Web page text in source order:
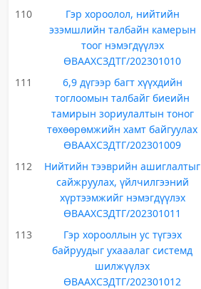
110
Гэр хороолол, нийтийн
эзэмшлийн талбайн камерын
тоог нэмэгдүүлэх
ӨВААХСЗДТГ/202301010
111
6,9 дүгээр багт хүүхдийн
тоглоомын талбайг биеийн
тамирын зориулалтын тоног
төхөөрөмжийн хамт байгуулах
ӨВААХСЗДТГ/202301009
112
Нийтийн тээврийн ашиглалтыг
сайжруулах, үйлчилгээний
хүртээмжийг нэмэгдүүлэх
ӨВААХСЗДТГ/202301011
113
Гэр хорооллын ус түгээх
байруудыг ухааалаг системд
шилжүүлэх
ӨВААХСЗДТГ/202301012